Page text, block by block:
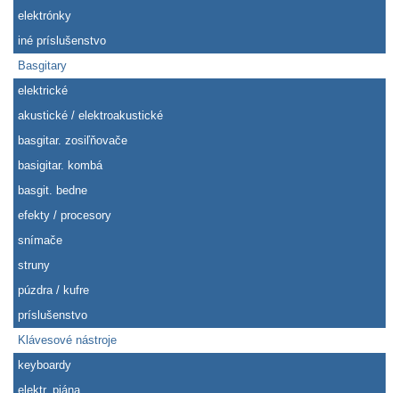
elektrónky
iné príslušenstvo
Basgitary
elektrické
akustické / elektroakustické
basgitar. zosiľňovače
basigitar. kombá
basgit. bedne
efekty / procesory
snímače
struny
púzdra / kufre
príslušenstvo
Klávesové nástroje
keyboardy
elektr. piána